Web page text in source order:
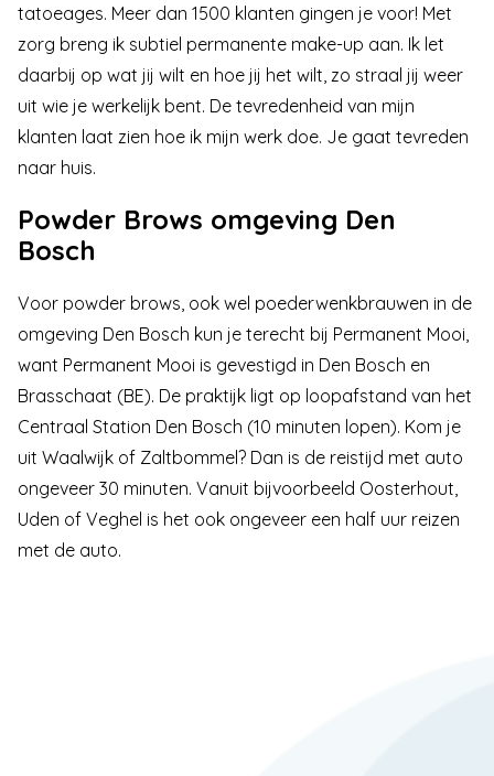
tatoeages. Meer dan 1500 klanten gingen je voor! Met
zorg breng ik subtiel permanente make-up aan. Ik let
daarbij op wat jij wilt en hoe jij het wilt, zo straal jij weer
uit wie je werkelijk bent. De tevredenheid van mijn
klanten laat zien hoe ik mijn werk doe. Je gaat tevreden
naar huis.
Powder Brows omgeving Den
Bosch
Voor powder brows, ook wel poederwenkbrauwen in de
omgeving Den Bosch kun je terecht bij Permanent Mooi,
want Permanent Mooi is gevestigd in Den Bosch en
Brasschaat (BE). De praktijk ligt op loopafstand van het
Centraal Station Den Bosch (10 minuten lopen). Kom je
uit Waalwijk of Zaltbommel? Dan is de reistijd met auto
ongeveer 30 minuten. Vanuit bijvoorbeeld Oosterhout,
Uden of Veghel is het ook ongeveer een half uur reizen
met de auto.